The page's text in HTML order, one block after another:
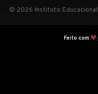
© 2026 Instituto
Feito com